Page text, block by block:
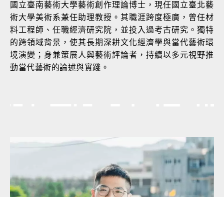
國立臺南藝術大學藝術創作理論博士，現任國立臺北藝
術大學美術系兼任助理教授。其職涯跨度極廣，曾任材
料工程師、任職經濟研究院，並投入過考古研究。獨特
的跨領域背景，使其長期深耕文化經濟學與當代藝術環
境演變；身兼策展人與藝術評論者，持續以多元視野推
動當代藝術的論述與實踐。